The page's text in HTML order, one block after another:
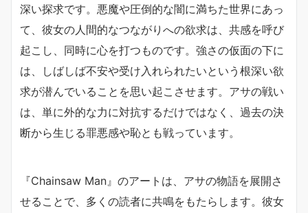
深い探求です。悪魔や圧倒的な闇に満ちた世界にあっ
て、彼女の人間的なつながりへの欲求は、共感を呼び
起こし、同時に心を打つものです。強さの仮面の下に
は、しばしば不安や受け入れられたいという根深い欲
求が潜んでいることを思い起こさせます。アサの戦い
は、単に外的な力に対抗するだけではなく、過去の決
断から生じる罪悪感や恥とも戦っています。
『Chainsaw Man』のアートは、アサの物語を展開さ
せることで、多くの読者に共鳴をもたらします。彼女